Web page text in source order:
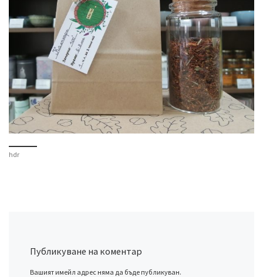
hdr
Публикуване на коментар
Вашият имейл адрес няма да бъде публикуван.